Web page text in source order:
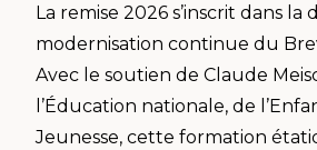
La remise 2026 s’inscrit dans la
modernisation continue du
Avec le soutien de Claude
l’Éducation nationale, de
Jeunesse, cette formation